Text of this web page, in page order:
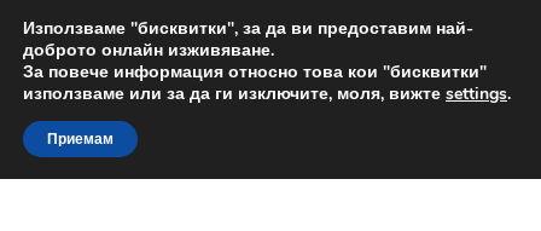
ДОСТАВКА от 12 лв.
Доставка по целия свят
Skip
to
navigation
Skip
to
content
Използваме "бисквитки", за да ви предоставим най-
доброто онлайн изживяване.
За повече информация относно това кои "бисквитки"
използваме или за да ги изключите, моля, вижте settings.
Приемам